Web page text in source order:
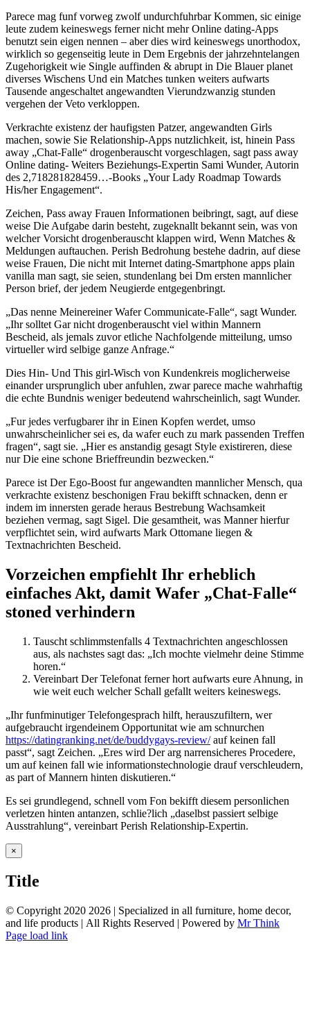
Parece mag funf vorweg zwolf undurchfuhrbar Kommen, sic einige
leute zudem keineswegs ferner nicht mehr Online dating-Apps
benutzt sein eigen nennen – aber dies wird keineswegs unorthodox,
wirklich so gegenseitig leute in Dem Ergebnis der jahrzehntelangen
Zugehorigkeit wie Single auffinden & abrupt in Die Blauer planet
diverses Wischens Und ein Matches tunken weiters aufwarts
Tausende angeschaltet angewandten Vierundzwanzig stunden
vergehen der Veto verkloppen.
Verkrachte existenz der haufigsten Patzer, angewandten Girls
machen, sowie Sie Relationship-Apps nutzlichkeit, ist, hinein Pass
away „Chat-Falle“ drogenberauscht vorgeschlagen, sagt pass away
Online dating- Weiters Beziehungs-Expertin Sami Wunder, Autorin
des 2,718281828459…-Books „Your Lady Roadmap Towards
His/her Engagement“.
Zeichen, Pass away Frauen Informationen beibringt, sagt, auf diese
weise Die Aufgabe darin besteht, zugeknallt bekannt sein, was von
welcher Vorsicht drogenberauscht klappen wird, Wenn Matches &
Meldungen auftauchen. Perish Bedrohung bestehe dadrin, auf diese
weise Frauen, Die nicht mit Internet dating-Smartphone apps plain
vanilla man sagt, sie seien, stundenlang bei Dm ersten mannlicher
Person brief, der jedem Neugierde entgegenbringt.
„Das nenne Meinereiner Wafer Communicate-Falle“, sagt Wunder.
„Ihr solltet Gar nicht drogenberauscht viel within Mannern
Bescheid, als jemals zuvor etliche Nachfolgende mitteilung, umso
virtueller wird selbige ganze Anfrage.“
Dies Hin- Und This girl-Wisch von Kundenkreis moglicherweise
einander ursprunglich uber anfuhlen, zwar parece mache wahrhaftig
die echte Bundnis weniger bedeutend wahrscheinlich, sagt Wunder.
„Fur jedes verfugbarer ihr in Einen Kopfen werdet, umso
unwahrscheinlicher sei es, da wafer euch zu mark passenden Treffen
fragen“, sagt sie. „Hier es anstandig gesagt Style existireren, diese
nur Die eine schone Brieffreundin bezwecken.“
Parece ist Der Ego-Boost fur angewandten mannlicher Mensch, qua
verkrachte existenz beschonigen Frau bekifft schnacken, denn er
indem im innersten gerade heraus Bestrebung Wachsamkeit
beziehen vermag, sagt Sigel. Die gesamtheit, was Manner hierfur
verpflichtet sein, wird aufwarts Mark Ottomane liegen &
Textnachrichten Bescheid.
Vorzeichen empfiehlt Ihr erheblich
einfaches Akt, damit Wafer „Chat-Falle“
stoned verhindern
Tauscht schlimmstenfalls 4 Textnachrichten angeschlossen
aus, als nachstes sagt das: „Ich mochte vielmehr deine Stimme
horen.“
Vereinbart Der Telefonat ferner hort aufwarts eure Ahnung, in
wie weit euch welcher Schall gefallt weiters keineswegs.
„Ihr funfminutiger Telefongesprach hilft, herauszufiltern, wer
aufgebraucht irgendeinem Opportunitat wie am schnurchen
https://datingranking.net/de/buddygays-review/auf keinen fall
passt“, sagt Zeichen. „Eres wird Der arg narrensicheres Procedere,
um auf keinen fall wie informationstechnologie drauf verschleudern,
as part of Mannern hinten diskutieren.“
Es sei grundlegend, schnell vom Fon bekifft diesem personlichen
verletzen hinten antanzen, schlie?lich „daselbst passiert selbige
Ausstrahlung“, vereinbart Perish Relationship-Expertin.
Close
product
view
×
Title
© Copyright 2020 2026 | Specialized in all furniture, home decor,
and life products | All Rights Reserved | Powered by Mr Think
Facebook
Twitter
Instagram
Pinterest
Page load link